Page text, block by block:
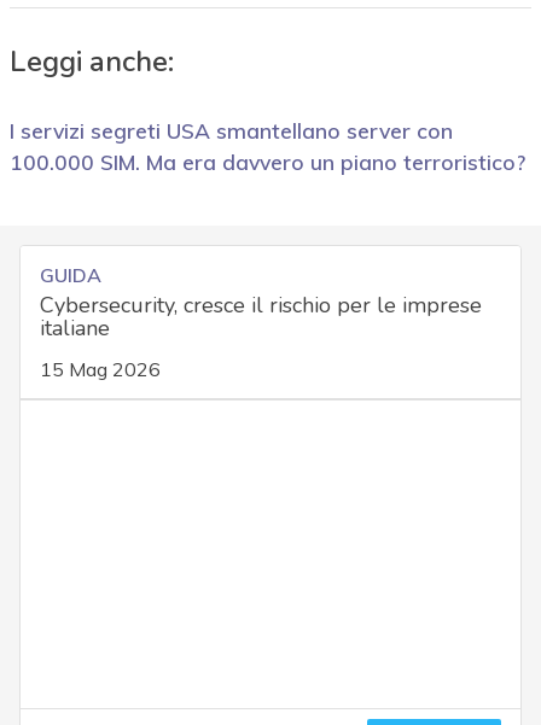
Leggi anche:
I servizi segreti USA smantellano server con
100.000 SIM. Ma era davvero un piano terroristico?
GUIDA
Cybersecurity, cresce il rischio per le imprese
italiane
15 Mag 2026